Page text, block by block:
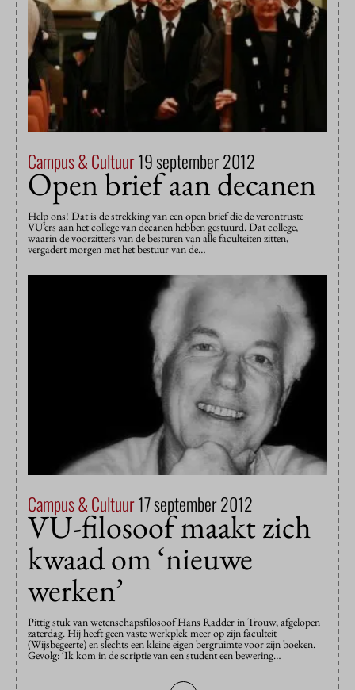
Campus & Cultuur19 september 2012
Open brief aan decanen
Help ons! Dat is de strekking van een open brief die de verontruste
VU’ers aan het college van decanen hebben gestuurd. Dat college,
waarin de voorzitters van de besturen van alle faculteiten zitten,
vergadert morgen met het bestuur van de…
Campus & Cultuur17 september 2012
VU-filosoof maakt zich
kwaad om ‘nieuwe
werken’
Pittig stuk van wetenschapsfilosoof Hans Radder in Trouw, afgelopen
zaterdag. Hij heeft geen vaste werkplek meer op zijn faculteit
(Wijsbegeerte) en slechts een kleine eigen bergruimte voor zijn boeken.
Gevolg: ‘Ik kom in de scriptie van een student een bewering…